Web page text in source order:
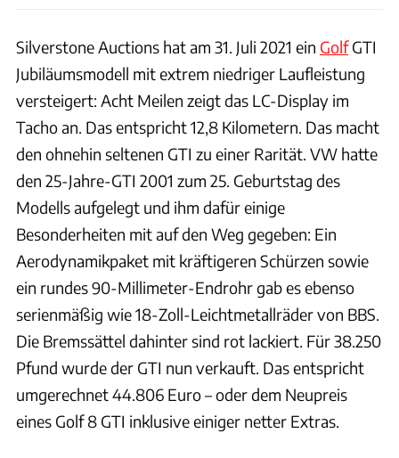
Silverstone Auctions hat am 31. Juli 2021 ein GolfGTI
Jubiläumsmodell mit extrem niedriger Laufleistung
versteigert: Acht Meilen zeigt das LC-Display im
Tacho an. Das entspricht 12,8 Kilometern. Das macht
den ohnehin seltenen GTI zu einer Rarität. VW hatte
den 25-Jahre-GTI 2001 zum 25. Geburtstag des
Modells aufgelegt und ihm dafür einige
Besonderheiten mit auf den Weg gegeben: Ein
Aerodynamikpaket mit kräftigeren Schürzen sowie
ein rundes 90-Millimeter-Endrohr gab es ebenso
serienmäßig wie 18-Zoll-Leichtmetallräder von BBS.
Die Bremssättel dahinter sind rot lackiert. Für 38.250
Pfund wurde der GTI nun verkauft. Das entspricht
umgerechnet 44.806 Euro – oder dem Neupreis
eines Golf 8 GTI inklusive einiger netter Extras.